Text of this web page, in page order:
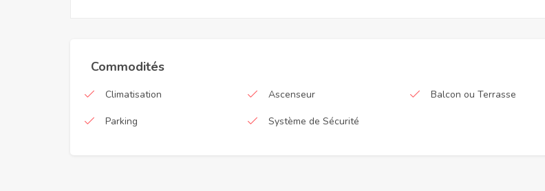
Commodités
Climatisation Ascenseur Balcon ou Terrasse
Parking Système de Sécurité